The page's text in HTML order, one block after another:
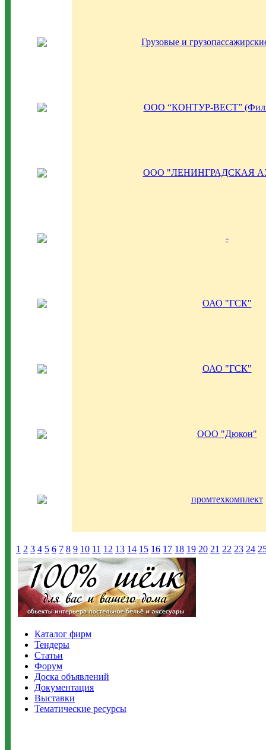
Грузовые и
ООО “КОНТУР-ВЕСТ”
ООО "ЛЕНИНГРАДСКАЯ
-
ОАО "ГСК"
ОАО "ГСК"
ООО "Дюкон"
промтехкомплект
1 2 3 4 5 6 7 8 9 10 11 12 13 14 15 16 17 18 19 20 21 22 23 24
Каталог фирм
Тендеры
Статьи
Форум
Доска объявлений
Документация
Выставки
Тематические ресурсы